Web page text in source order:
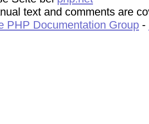
text and comments are
PHP Documentation Group -